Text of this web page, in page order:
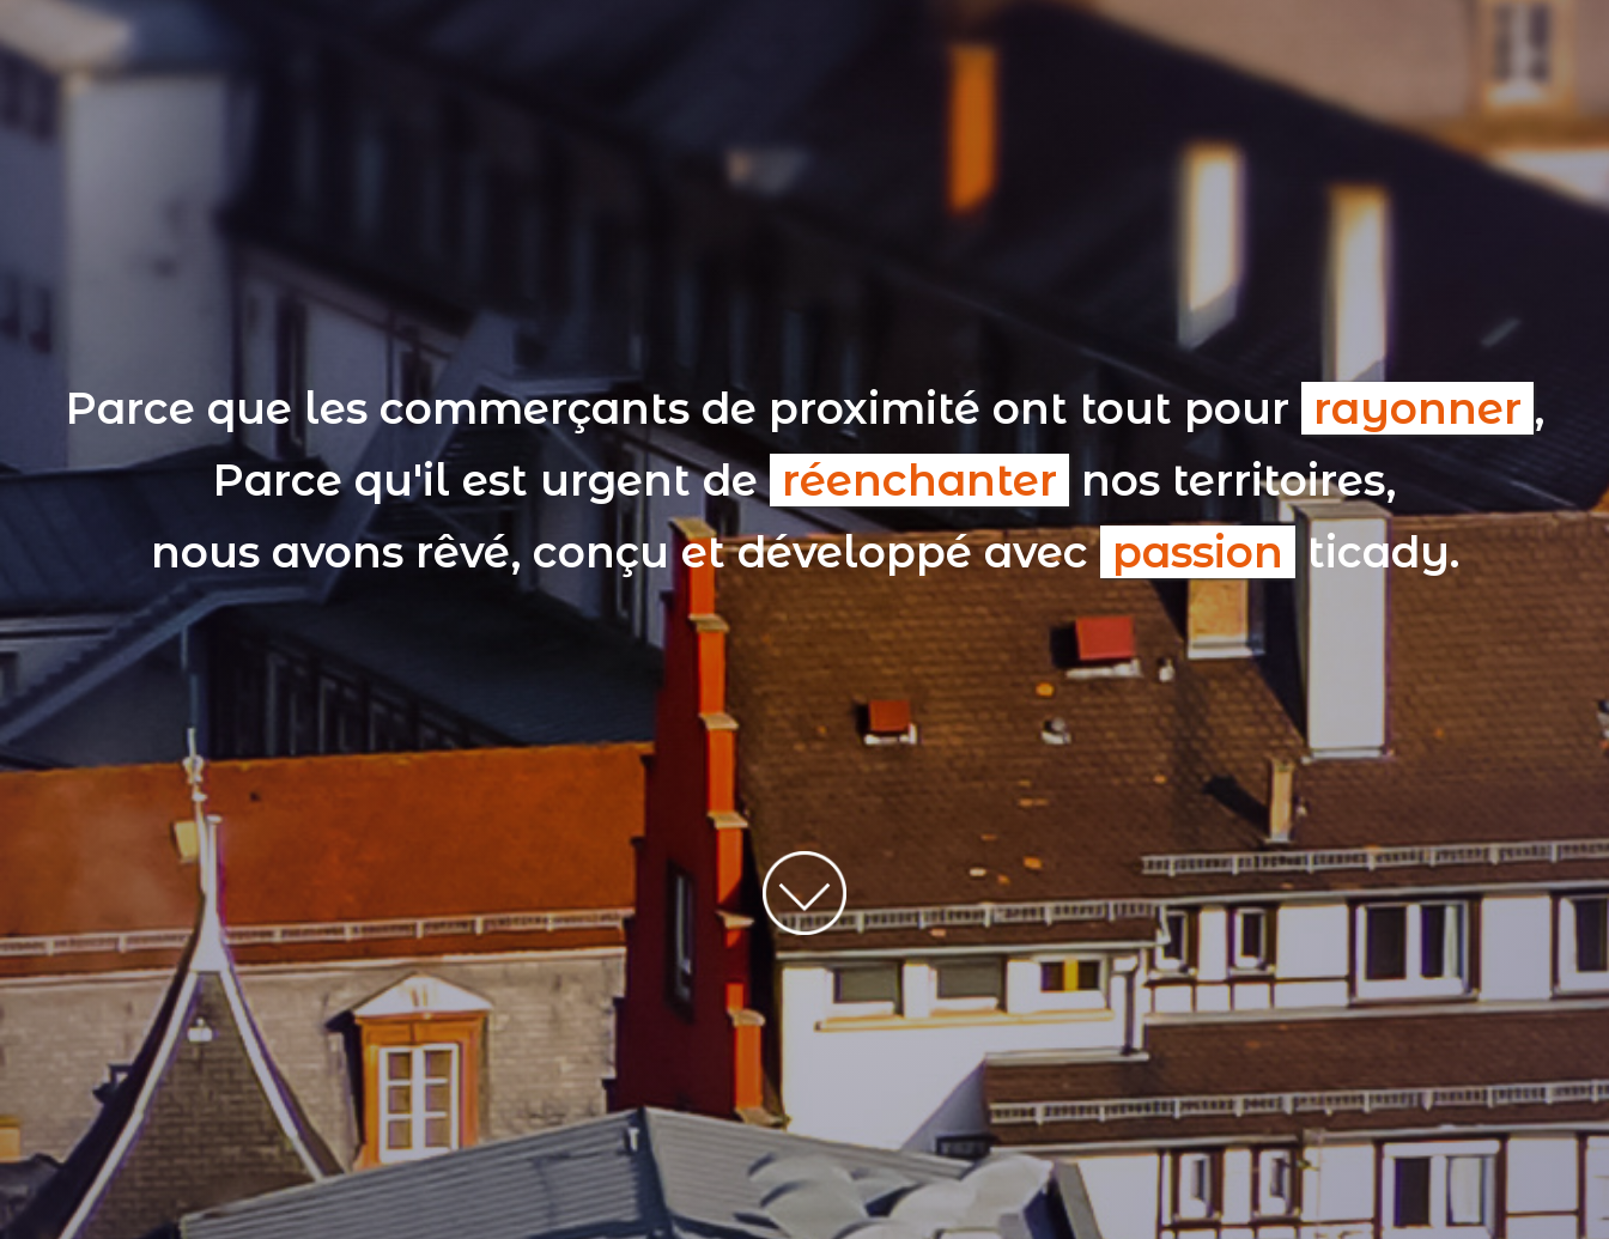
Parce que les commerçants de proximité ont tout pour rayonner ,
Parce qu'il est urgent de réenchanter nos territoires,
nous avons rêvé, conçu et développé avec passion ticady.